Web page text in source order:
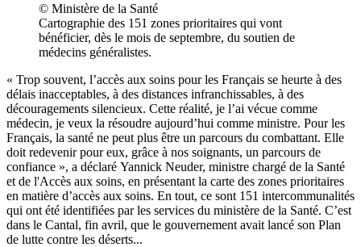
© Ministère de la Santé
Cartographie des 151 zones prioritaires qui vont
bénéficier, dès le mois de septembre, du soutien de
médecins généralistes.
« Trop souvent, l’accès aux soins pour les Français se heurte à des
délais inacceptables, à des distances infranchissables, à des
découragements silencieux. Cette réalité, je l’ai vécue comme
médecin, je veux la résoudre aujourd’hui comme ministre. Pour les
Français, la santé ne peut plus être un parcours du combattant. Elle
doit redevenir pour eux, grâce à nos soignants, un parcours de
confiance », a déclaré Yannick Neuder, ministre chargé de la Santé
et de l'Accès aux soins, en présentant la carte des zones prioritaires
en matière d’accès aux soins. En tout, ce sont 151 intercommunalités
qui ont été identifiées par les services du ministère de la Santé. C’est
dans le Cantal, fin avril, que le gouvernement avait lancé son Plan
de lutte contre les déserts...